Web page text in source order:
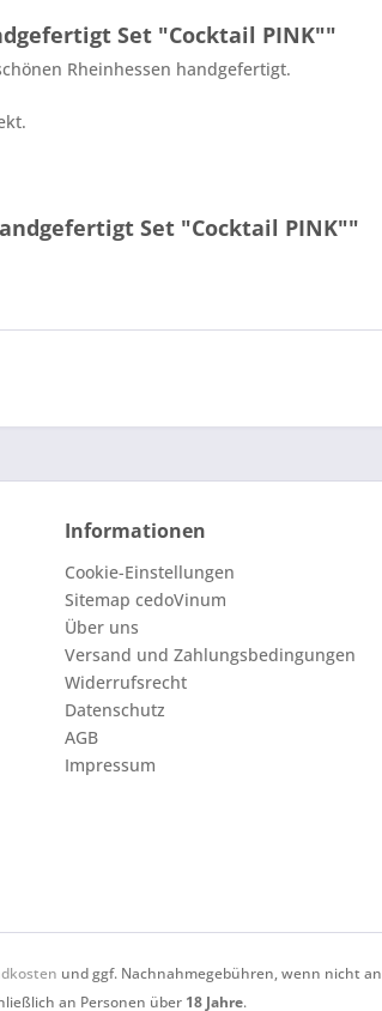
Set "Cocktail PINK""
Rheinhessen handgefertigt.
Set "Cocktail PINK""
Informationen
Cookie-Einstellungen
Sitemap cedoVinum
Über uns
Versand und Zahlungsbedingungen
Widerrufsrecht
Datenschutz
AGB
Impressum
und ggf. Nachnahmegebühren, wenn nicht
an Personen über 18 Jahre.